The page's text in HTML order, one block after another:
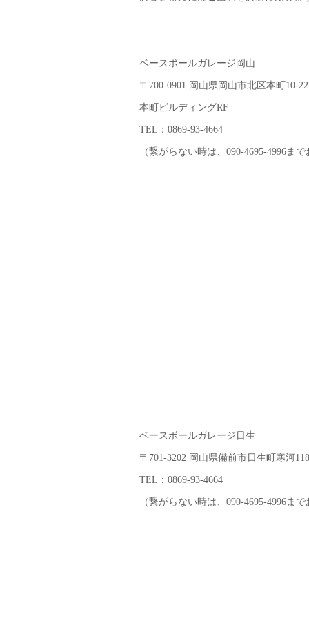
ベースボールガレージ岡山
〒700-0901 岡山県岡山市北区本町10-22
本町ビルディングRF
TEL：0869-93-4664
（繋がらない時は、090-4695-4996まで
ベースボールガレージ日生
〒701-3202 岡山県備前市日生町寒河
TEL：0869-93-4664
（繋がらない時は、090-4695-4996まで